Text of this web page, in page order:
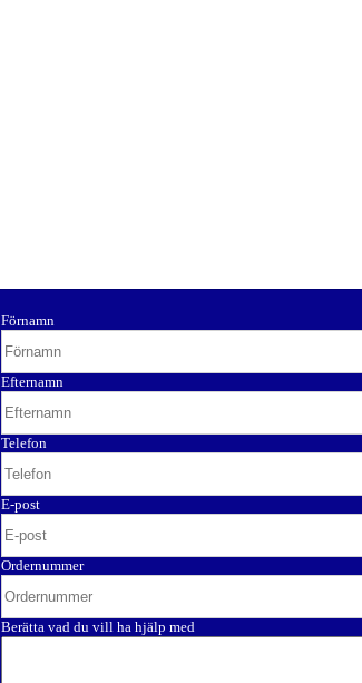
Förnamn
Efternamn
Telefon
E-post
Ordernummer
Berätta vad du vill ha hjälp med